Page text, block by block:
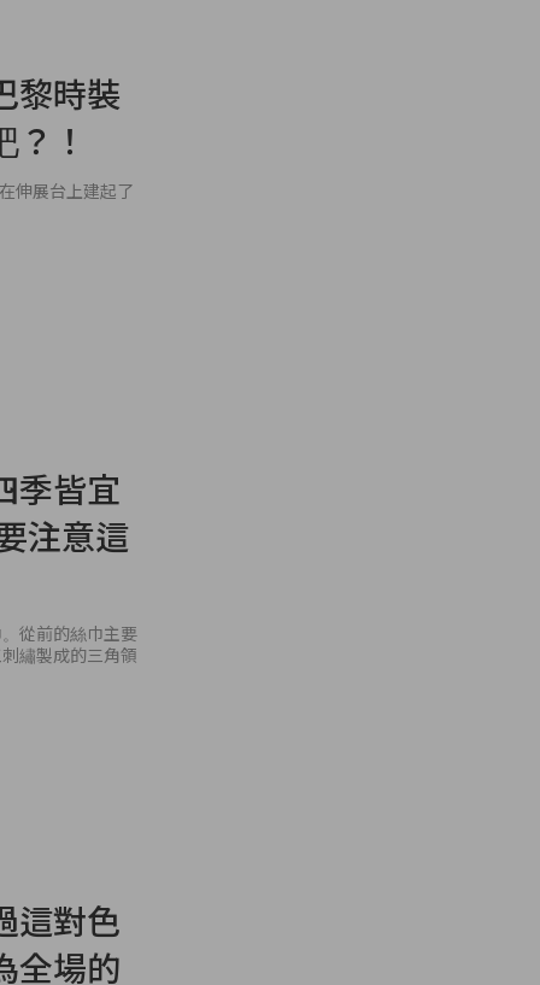
黎時裝
！
伸展台上建起了
季皆宜
注意這
從前的絲巾主要
繡製成的三角領
這對色
全場的